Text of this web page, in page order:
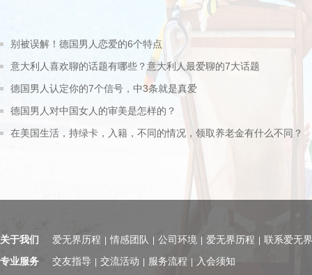
别被误解！德国男人恋爱的6个特点
意大利人喜欢聊的话题有哪些？意大利人最爱聊的7大话题
德国男人认定你的7个信号，中3条就是真爱
德国男人对中国女人的审美是怎样的？
在美国生活，持绿卡，入籍，不同的情况，领取养老金有什么不同？
关于我们 爱无界历程 情感团队 公司环境 爱无界历程
联系爱无界
专业服务
交友指导 交流活动 服务流程
入会须知